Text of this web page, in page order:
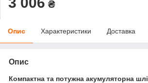
₴
Опис Характеристики Доставка
Опис
Компактна та потужна акумуляторна